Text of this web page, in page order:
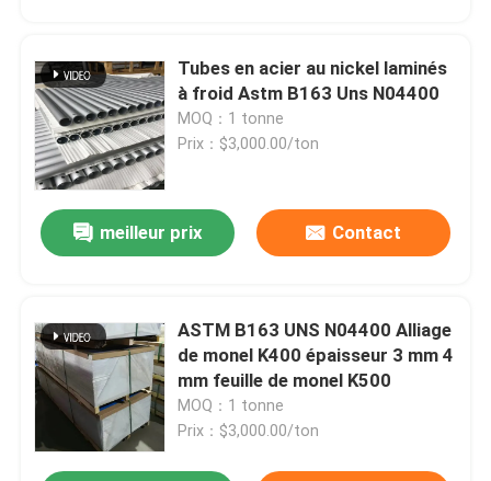
Tubes en acier au nickel laminés
à froid Astm B163 Uns N04400
MOQ：1 tonne
Prix：$3,000.00/ton
meilleur prix Contact
ASTM B163 UNS N04400 Alliage
de monel K400 épaisseur 3 mm 4
mm feuille de monel K500
MOQ：1 tonne
Prix：$3,000.00/ton